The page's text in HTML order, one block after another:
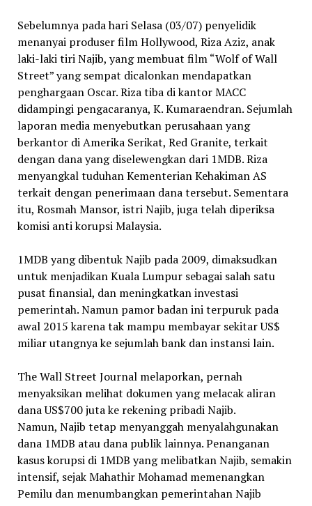
Sebelumnya pada hari Selasa (03/07) penyelidik
menanyai produser film Hollywood, Riza Aziz, anak
laki-laki tiri Najib, yang membuat film “Wolf of Wall
Street” yang sempat dicalonkan mendapatkan
penghargaan Oscar. Riza tiba di kantor MACC
didampingi pengacaranya, K. Kumaraendran. Sejumlah
laporan media menyebutkan perusahaan yang
berkantor di Amerika Serikat, Red Granite, terkait
dengan dana yang diselewengkan dari 1MDB. Riza
menyangkal tuduhan Kementerian Kehakiman AS
terkait dengan penerimaan dana tersebut. Sementara
itu, Rosmah Mansor, istri Najib, juga telah diperiksa
komisi anti korupsi Malaysia.
1MDB yang dibentuk Najib pada 2009, dimaksudkan
untuk menjadikan Kuala Lumpur sebagai salah satu
pusat finansial, dan meningkatkan investasi
pemerintah. Namun pamor badan ini terpuruk pada
awal 2015 karena tak mampu membayar sekitar US$
miliar utangnya ke sejumlah bank dan instansi lain.
The Wall Street Journal melaporkan, pernah
menyaksikan melihat dokumen yang melacak aliran
dana US$700 juta ke rekening pribadi Najib.
Namun, Najib tetap menyanggah menyalahgunakan
dana 1MDB atau dana publik lainnya. Penanganan
kasus korupsi di 1MDB yang melibatkan Najib, semakin
intensif, sejak Mahathir Mohamad memenangkan
Pemilu dan menumbangkan pemerintahan Najib